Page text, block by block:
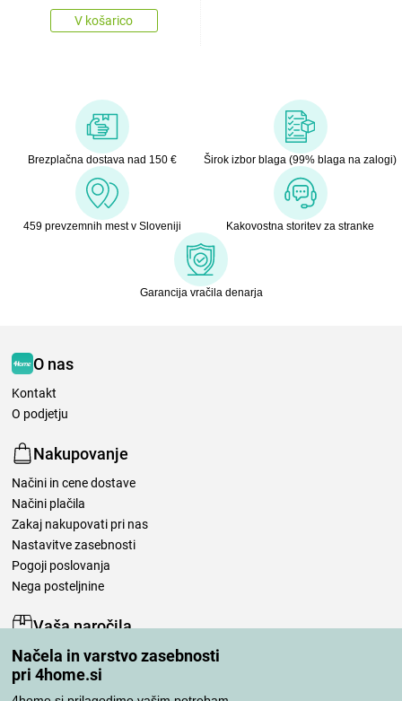
Načela in varstvo zasebnosti
pri 4home.si
V košarico
Brezplačna dostava nad 150 € Širok izbor blaga (99% blaga na zalogi)
459 prevzemnih mest v Sloveniji Kakovostna storitev za stranke
Garancija vračila denarja
O nas
Kontakt
O podjetju
Nakupovanje
Načini in cene dostave
Načini plačila
Zakaj nakupovati pri nas
Nastavitve zasebnosti
Pogoji poslovanja
Nega posteljnine
Vaša naročila
Moj račun
Pregled naročil
Reklamacija